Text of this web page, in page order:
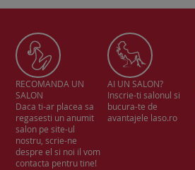
RECOMANDA UN
SALON
Daca ti-ar placea sa
regasesti un anumit
salon pe site-ul
nostru, scrie-ne
despre el si noi il vom
contacta pentru tine!
AI UN SALON?
Inscrie-ti salonul si
bucura-te de
avantajele laso.ro